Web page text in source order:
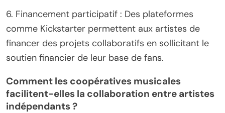
6. Financement participatif : Des plateformes
comme Kickstarter permettent aux artistes de
financer des projets collaboratifs en sollicitant le
soutien financier de leur base de fans.
Comment les coopératives musicales
facilitent-elles la collaboration entre artistes
indépendants ?